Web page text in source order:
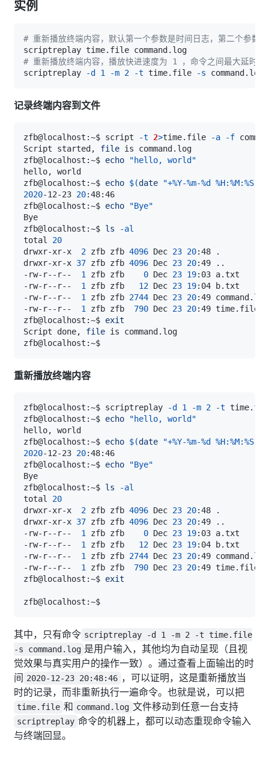
实例
# 重新播放终端内容，默认第一个参数是时间日志，第二个参数
# 重新播放终端内容，播放快进速度为 1 ，命令之间最大延时
scriptreplay
-d 1 -m 2 -t time.file -s
记录终端内容到文件
zfb@localhost:~$ script -t 2>time.file -a
-f
Script started, file
zfb@localhost:~$ echo
"hello, world"
zfb@localhost:~$ echo $(date "+%Y-%m-%d %H:%M:%S"
2020-12-23 20
zfb@localhost:~$ echo
"Bye"
zfb@localhost:~$ ls
-al
total 20
drwxr-xr-x 2 zfb zfb 4096 Dec 23 20:48
.
drwxr-xr-x 37 zfb zfb 4096 Dec 23 20:49
..
-rw-r--r-- 1 zfb zfb 0 Dec 23 19
-rw-r--r-- 1 zfb zfb 12 Dec 23 19
-rw-r--r-- 1 zfb zfb 2744 Dec 23 20
-rw-r--r-- 1 zfb zfb 790 Dec 23 20
zfb@localhost:~$ exit
Script done, file
重新播放终端内容
zfb@localhost:~$ scriptreplay -d 1 -m 2 -t
zfb@localhost:~$ echo
"hello, world"
zfb@localhost:~$ echo $(date "+%Y-%m-%d %H:%M:%S"
2020-12-23 20
zfb@localhost:~$ echo
"Bye"
zfb@localhost:~$ ls
-al
total 20
drwxr-xr-x 2 zfb zfb 4096 Dec 23 20:48
.
drwxr-xr-x 37 zfb zfb 4096 Dec 23 20:49
..
-rw-r--r-- 1 zfb zfb 0 Dec 23 19
-rw-r--r-- 1 zfb zfb 12 Dec 23 19
-rw-r--r-- 1 zfb zfb 2744 Dec 23 20
-rw-r--r-- 1 zfb zfb 790 Dec 23 20
zfb@localhost:~$ exit
其中，只有命令 scriptreplay -d 1 -m 2 -t time.file
-s command.log 是用户输入，其他均为自动呈现（且视
觉效果与真实用户的操作一致）。通过查看上面输出的时
间 2020-12-23 20:48:46 ，可以证明，这是重新播放当
时的记录，而非重新执行一遍命令。也就是说，可以把
time.file 和 command.log 文件移动到任意一台支持
scriptreplay 命令的机器上，都可以动态重现命令输入
与终端回显。